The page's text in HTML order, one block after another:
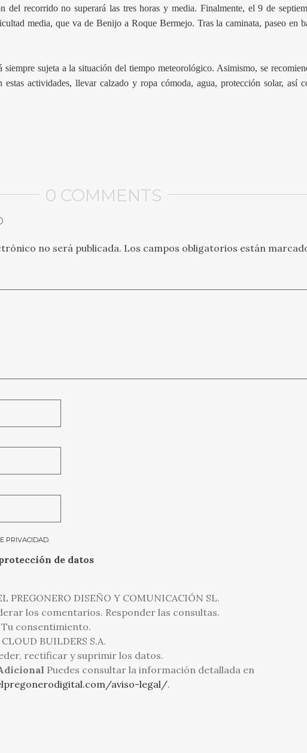
del recorrido no superará las tres horas y media. Finalmente, el 9 de
media, que va de Benijo a Roque Bermejo. Tras la caminata, paseo en
siempre sujeta a la situación del tiempo meteorológico. Asimismo, se
estas actividades, llevar calzado y ropa cómoda, agua, protección solar, así
0 COMMENTS
no será publicada. Los campos obligatorios están
PRIVACIDAD.
de datos
PREGONERO DISEÑO Y COMUNICACIÓN SL.
los comentarios. Responder las consultas.
Tu consentimiento.
CLOUD BUILDERS S.A.
rectificar y suprimir los datos.
Puedes consultar la información detallada en
aviso-legal/.